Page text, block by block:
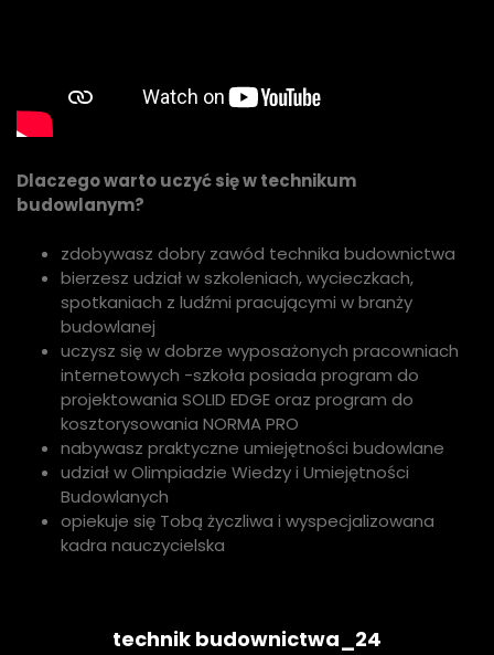
Dlaczego warto uczyć się w technikum
budowlanym?
zdobywasz dobry zawód technika budownictwa
bierzesz udział w szkoleniach, wycieczkach,
spotkaniach z ludźmi pracującymi w branży
budowlanej
uczysz się w dobrze wyposażonych pracowniach
internetowych -szkoła posiada program do
projektowania SOLID EDGE oraz program do
kosztorysowania NORMA PRO
nabywasz praktyczne umiejętności budowlane
udział w Olimpiadzie Wiedzy i Umiejętności
Budowlanych
opiekuje się Tobą życzliwa i wyspecjalizowana
kadra nauczycielska
technik budownictwa_24